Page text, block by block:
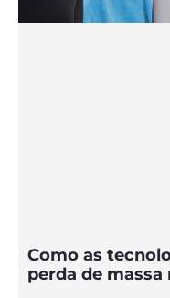
Como as
perda de